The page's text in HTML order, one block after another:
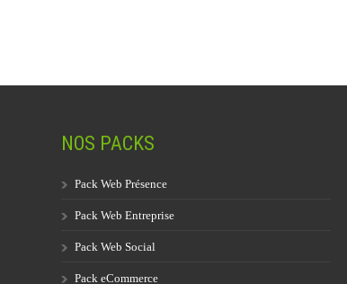
NOS PACKS
Pack Web Présence
Pack Web Entreprise
Pack Web Social
Pack eCommerce